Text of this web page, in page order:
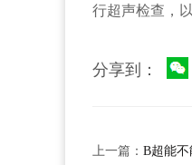
行超声检查，
分享到：
上一篇： B超能